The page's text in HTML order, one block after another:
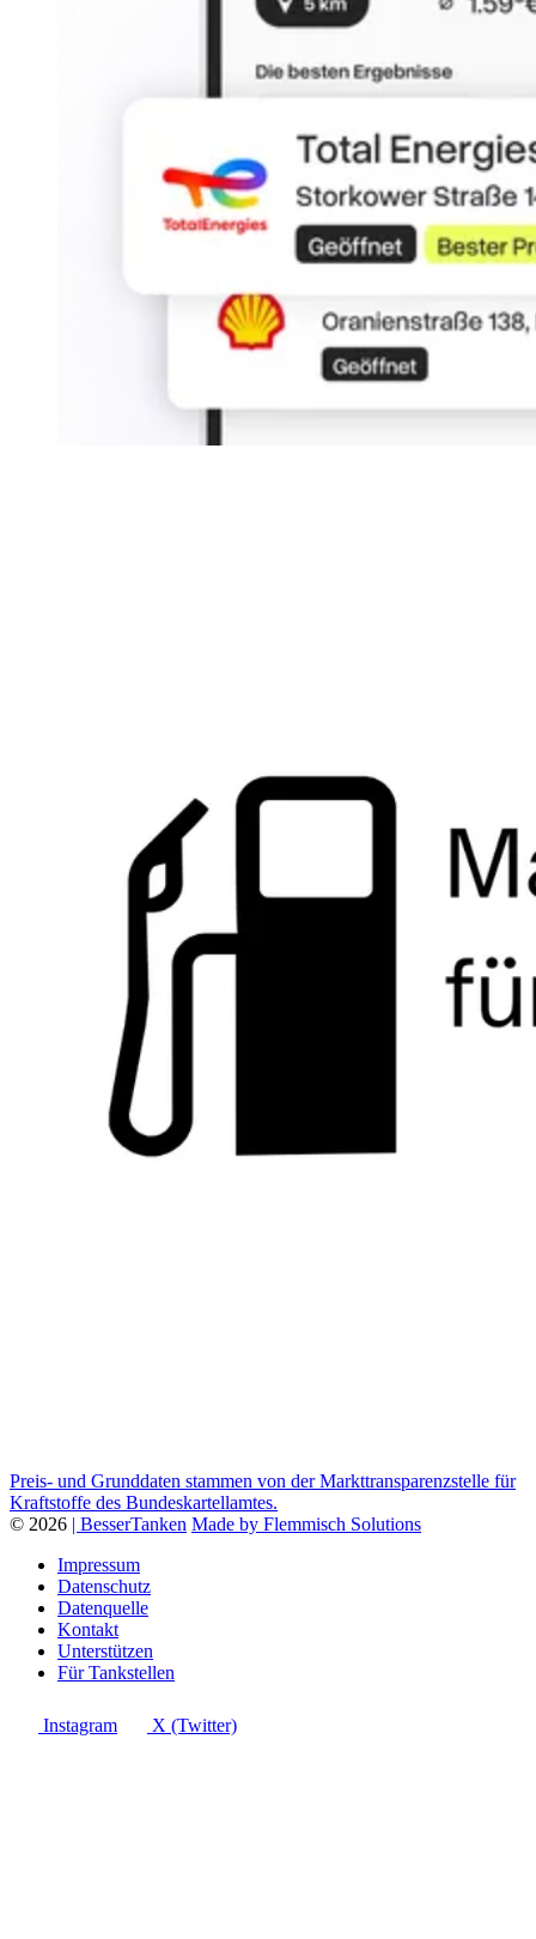
Preis- und Grunddaten stammen von der Markttransparenzstelle für
Kraftstoffe des Bundeskartellamtes.
© 2026 | BesserTanken Made by Flemmisch Solutions
Impressum
Datenschutz
Datenquelle
Kontakt
Unterstützen
Für Tankstellen
Instagram X (Twitter)